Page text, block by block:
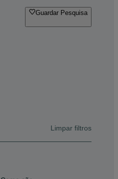
Guardar Pesquisa
Limpar filtros